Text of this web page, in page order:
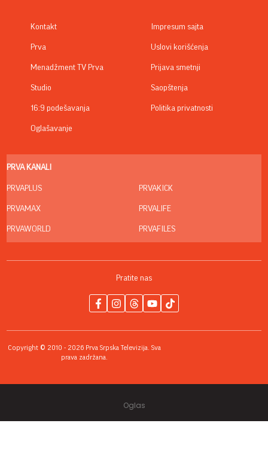
Kontakt
Prva
Menadžment TV Prva
Studio
16:9 podešavanja
Oglašavanje
Impresum sajta
Uslovi korišćenja
Prijava smetnji
Saopštenja
Politika privatnosti
PRVA KANALI
PRVAPLUS
PRVAMAX
PRVAWORLD
PRVAKICK
PRVALIFE
PRVAFILES
Pratite nas
Copyright © 2010 - 2026 Prva Srpska Televizija. Sva
prava zadržana.